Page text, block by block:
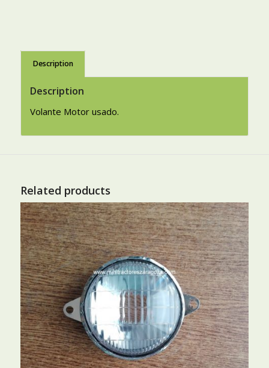
Description
Description
Volante Motor usado.
Related products